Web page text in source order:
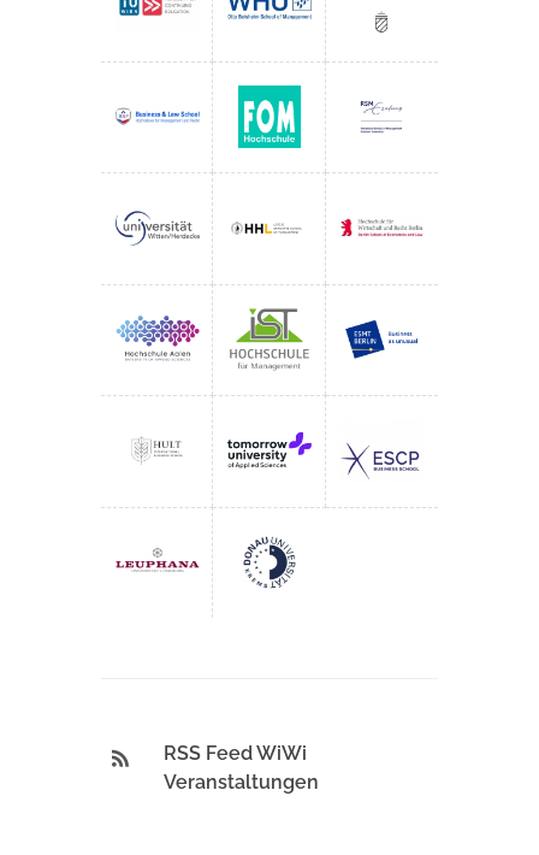
RSS Feed WiWi
Veranstaltungen